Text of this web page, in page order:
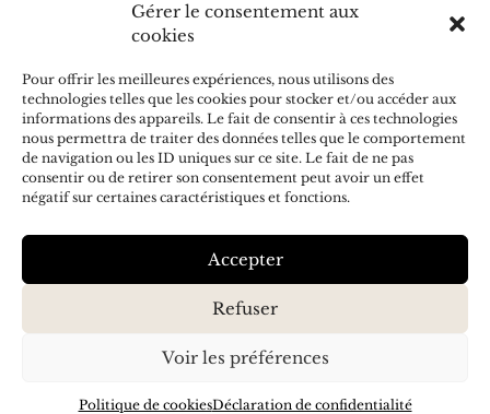
Gérer le consentement aux
cookies
Pour offrir les meilleures expériences, nous utilisons des
technologies telles que les cookies pour stocker et/ou accéder aux
informations des appareils. Le fait de consentir à ces technologies
nous permettra de traiter des données telles que le comportement
de navigation ou les ID uniques sur ce site. Le fait de ne pas
consentir ou de retirer son consentement peut avoir un effet
négatif sur certaines caractéristiques et fonctions.
Accepter
Refuser
Voir les préférences
Politique de cookiesDéclaration de confidentialité
SUIVEZ-NOUS
conseils, abonnez-vous à la newsletter.
J'accepte de recevoir vos e-mails et confirme avoir pris
S’ABONNER
Création & référencement :Olicom| © SAVONS ET CHIFFONS